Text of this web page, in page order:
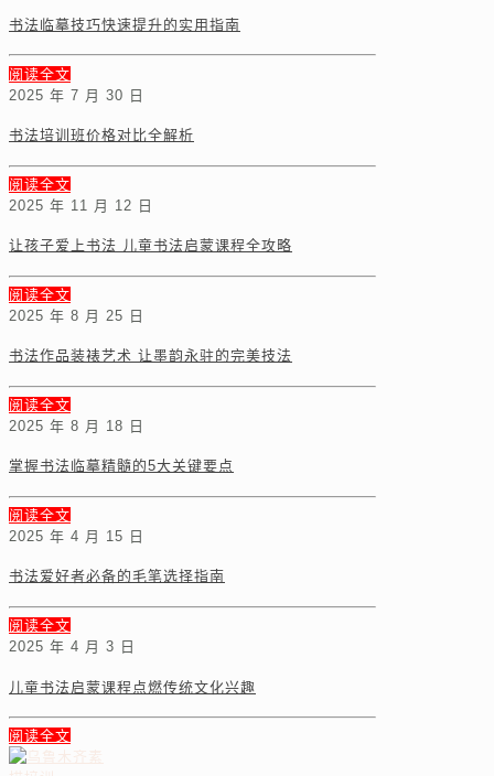
书法临摹技巧快速提升的实用指南
阅读全文
2025 年 7 月 30 日
书法培训班价格对比全解析
阅读全文
2025 年 11 月 12 日
让孩子爱上书法 儿童书法启蒙课程全攻略
阅读全文
2025 年 8 月 25 日
书法作品装裱艺术 让墨韵永驻的完美技法
阅读全文
2025 年 8 月 18 日
掌握书法临摹精髓的5大关键要点
阅读全文
2025 年 4 月 15 日
书法爱好者必备的毛笔选择指南
阅读全文
2025 年 4 月 3 日
儿童书法启蒙课程点燃传统文化兴趣
阅读全文